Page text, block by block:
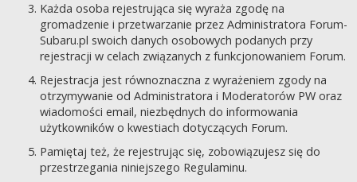
Każda osoba rejestrująca się wyraża zgodę na
gromadzenie i przetwarzanie przez Administratora Forum-
Subaru.pl swoich danych osobowych podanych przy
rejestracji w celach związanych z funkcjonowaniem Forum.
Rejestracja jest równoznaczna z wyrażeniem zgody na
otrzymywanie od Administratora i Moderatorów PW oraz
wiadomości email, niezbędnych do informowania
użytkowników o kwestiach dotyczących Forum.
Pamiętaj też, że rejestrując się, zobowiązujesz się do
przestrzegania niniejszego Regulaminu.